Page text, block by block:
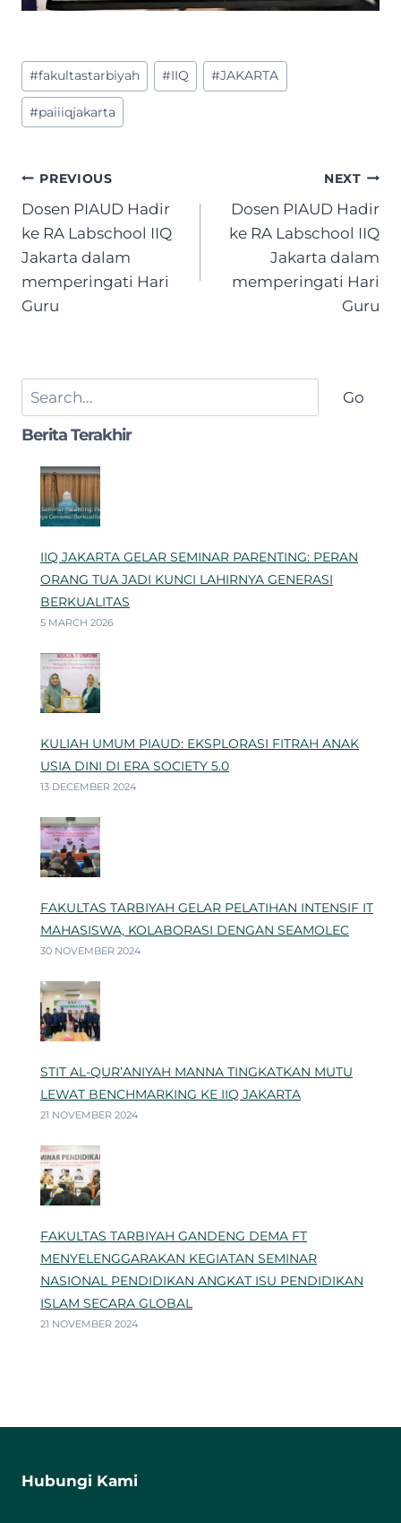
Post
Tags:
#fakultastarbiyah #IIQ #JAKARTA
#paiiiqjakarta
Post
navigation
PREVIOUS
Dosen PIAUD Hadir
ke RA Labschool IIQ
Jakarta dalam
memperingati Hari
Guru
NEXT
Dosen PIAUD Hadir
ke RA Labschool IIQ
Jakarta dalam
memperingati Hari
Guru
Search Go
Berita Terakhir
IIQ JAKARTA GELAR SEMINAR PARENTING: PERAN
ORANG TUA JADI KUNCI LAHIRNYA GENERASI
BERKUALITAS
5 MARCH 2026
KULIAH UMUM PIAUD: EKSPLORASI FITRAH ANAK
USIA DINI DI ERA SOCIETY 5.0
13 DECEMBER 2024
FAKULTAS TARBIYAH GELAR PELATIHAN INTENSIF IT
MAHASISWA, KOLABORASI DENGAN SEAMOLEC
30 NOVEMBER 2024
STIT AL-QUR’ANIYAH MANNA TINGKATKAN MUTU
LEWAT BENCHMARKING KE IIQ JAKARTA
21 NOVEMBER 2024
FAKULTAS TARBIYAH GANDENG DEMA FT
MENYELENGGARAKAN KEGIATAN SEMINAR
NASIONAL PENDIDIKAN ANGKAT ISU PENDIDIKAN
ISLAM SECARA GLOBAL
21 NOVEMBER 2024
Hubungi Kami